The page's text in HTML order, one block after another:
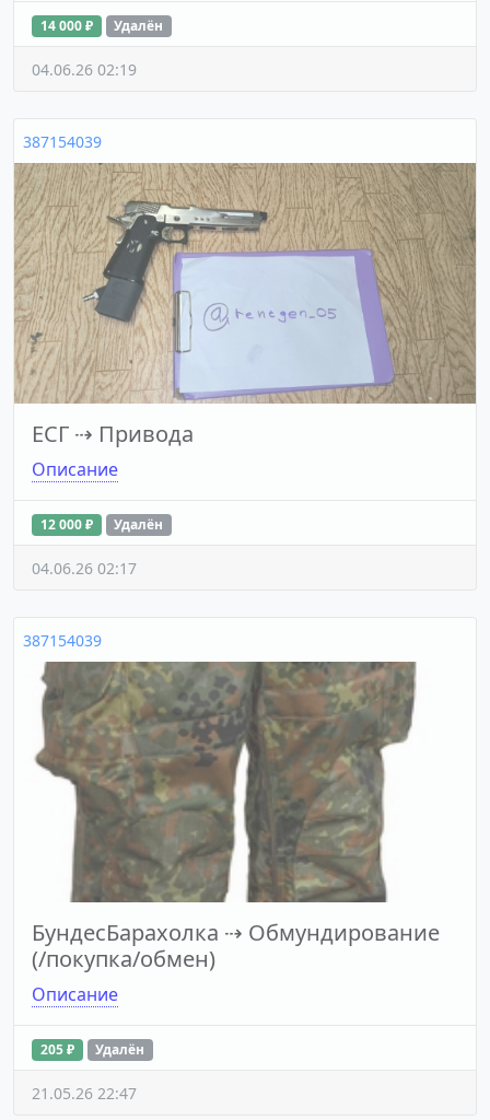
14 000 ₽ Удалён
04.06.26 02:19
387154039
ЕСГ ⇢ Привода
Описание
12 000 ₽ Удалён
04.06.26 02:17
387154039
БундесБарахолка ⇢ Обмундирование
(/покупка/обмен)
Описание
205 ₽ Удалён
21.05.26 22:47